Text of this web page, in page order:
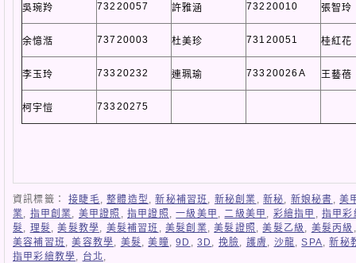
吳琬羚 73220057 許雅涵 73220010 張智玲
余憶湉 73720003 杜美珍 73120051 桂紅花
李玉玲 73320232 連珮瑜 73320026A 王藝蓓
柯宇愷 73320275
資訊標籤： 接睫毛,整體造型 ,新秘補習班 , 新秘創業 ,新秘, 新娘秘書 ,美
業, 指甲創業, 美甲證照 ,指甲證照 ,一級美甲 ,二級美甲 , 彩繪指甲 , 指甲彩
髮, 理髮,美髮教學, 美髮補習班 ,美髮創業,美髮證照 ,美髮乙級 , 美髮丙級
美容補習班 ,美容教學, 美髮,美瞳,9D ,3D , 挽臉, 護膚 , 沙龍,SPA,新秘
指甲彩繪教學, 台北,